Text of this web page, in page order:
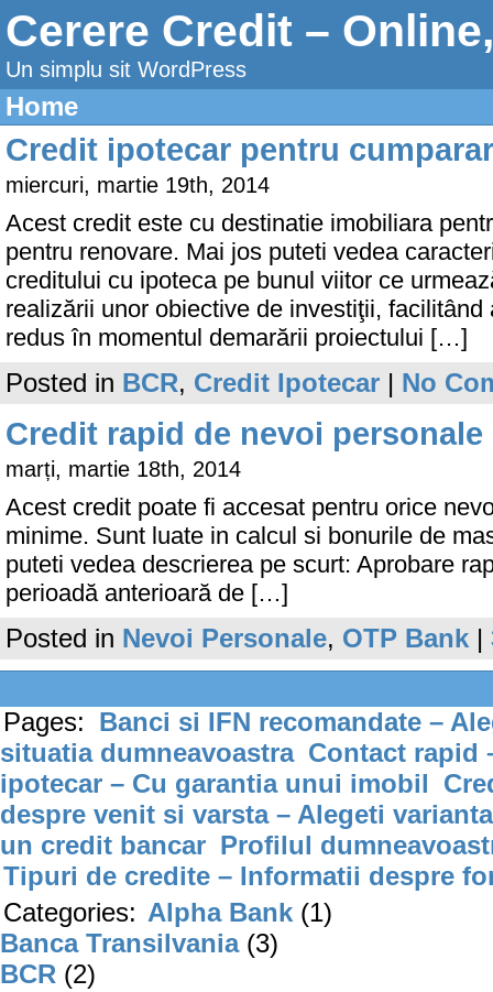
Cerere Credit –
Un simplu sit WordPress
Home
Credit ipotecar pentru
miercuri, martie 19th, 2014
Acest credit este cu destinatie imobiliara
pentru renovare. Mai jos puteti vedea
creditului cu ipoteca pe bunul viitor ce
realizării unor obiective de investiţii,
redus în momentul demarării proiectului […]
Posted in BCR, Credit Ipotecar | No
Credit rapid de nevoi
marți, martie 18th, 2014
Acest credit poate fi accesat pentru orice
minime. Sunt luate in calcul si bonurile de
puteti vedea descrierea pe scurt: Aprobare
perioadă anterioară de […]
Posted in Nevoi Personale, OTP Bank |
Pages: Banci si IFN recomandate –
situatia dumneavoastra Contact rapid
ipotecar – Cu garantia unui imobil
despre venit si varsta – Alegeti varianta
un credit bancar Profilul
Tipuri de credite – Informatii despre
Categories: Alpha Bank (1)
Banca Transilvania(3)
BCR (2)